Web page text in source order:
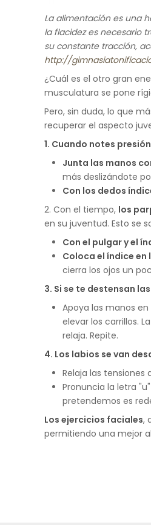
La alimentación es una
la flacidez es necesario
su constante tracción,
http://
¿Cuál es el otro gran
musculatura se pone
Pero, sin duda, lo que
recuperar el aspecto
1. Cuando notes
Junta las manos
más deslizándote
Con los dedos
2. Con el tiempo, los
en su juventud. Esto se
Con el pulgar y el
Coloca el índice en
cierra los ojos un
3. Si se te destensan
Apoya las manos
elevar los carrillos.
relaja. Repite.
4. Los labios se van
Relaja las
Pronuncia la letra
pretendemos es
Los ejercicios faciales,
permitiendo una mejor